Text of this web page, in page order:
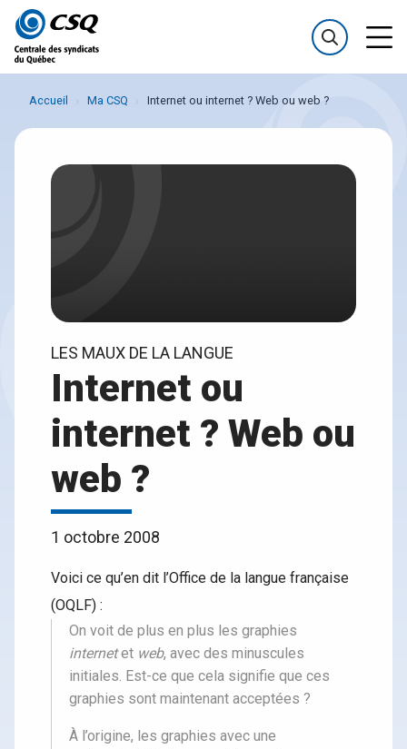
Passer
au
menu
Passer
au
contenu
Accueil Ma CSQ Internet ou internet ? Web ou web ?
LES MAUX DE LA LANGUE
Internet ou
internet ? Web ou
web ?
1 octobre 2008
Voici ce qu’en dit l’Office de la langue française
(OQLF) :
On voit de plus en plus les graphies
internetet web, avec des minuscules
initiales. Est-ce que cela signifie que ces
graphies sont maintenant acceptées ?
À l’origine, les graphies avec une